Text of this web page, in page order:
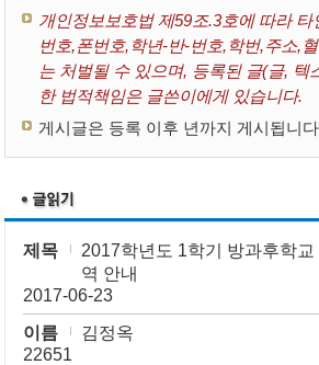
개인정보보호법 제59조.3호에 따라
번호,폰번호,학년-반-번호,학번,주소,
는 처벌될 수 있으며, 등록된 글(글, 텍
한 법적책임은 글쓴이에게 있습니다.
게시글은 등록 이후 년까지 게시됩니
제목
2017학년도 1학기 방과후학교
역 안내
2017-06-23
이름
김정옥
22651